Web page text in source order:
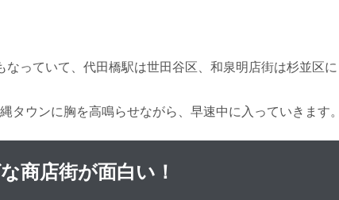
っていて、代田橋駅は世田谷区、和泉明店街は杉並区に
タウンに胸を高鳴らせながら、早速中に入っていきます。
商店街が面白い！